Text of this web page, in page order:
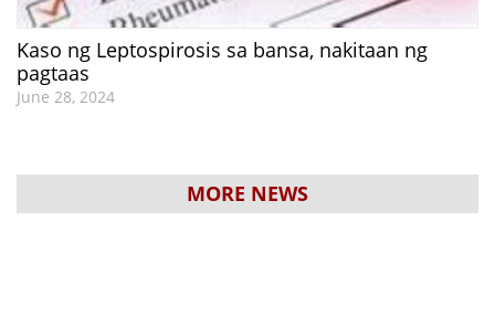
Kaso ng Leptospirosis sa bansa, nakitaan ng
pagtaas
June 28, 2024
MORE NEWS